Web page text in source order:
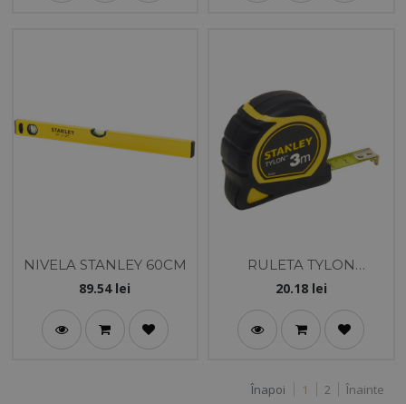
NIVELA STANLEY 60CM
89.54lei
RULETA TYLON
PROTECTIE CAUCIUC 3
20.18lei
Înapoi 1 2 Înainte